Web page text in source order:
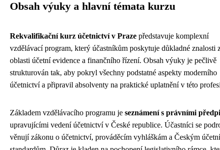
Obsah výuky a hlavní témata kurzu
Rekvalifikační kurz účetnictví v Praze představuje komplexní
vzdělávací program, který účastníkům poskytuje důkladné znalosti
oblasti účetní evidence a finančního řízení. Obsah výuky je pečlivě
strukturován tak, aby pokryl všechny podstatné aspekty moderního
účetnictví a připravil absolventy na praktické uplatnění v této
Základem vzdělávacího programu je seznámení s právními
upravujícími vedení účetnictví v České republice. Účastníci se
věnují zákonu o účetnictví, prováděcím vyhláškám a Českým